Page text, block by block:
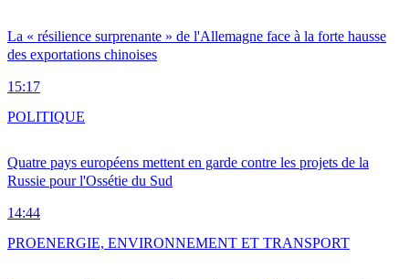
La « résilience surprenante » de l'Allemagne face à la forte hausse
des exportations chinoises
15:17
Quatre pays européens mettent en garde contre les projets de la
Russie pour l'Ossétie du Sud
14:44
POLITIQUE
PROENERGIE, ENVIRONNEMENT ET TRANSPORT